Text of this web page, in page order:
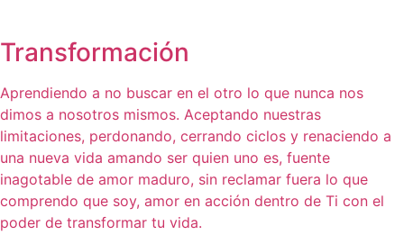
Transformación
Aprendiendo a no buscar en el otro lo que nunca nos
dimos a nosotros mismos. Aceptando nuestras
limitaciones, perdonando, cerrando ciclos y renaciendo a
una nueva vida amando ser quien uno es, fuente
inagotable de amor maduro, sin reclamar fuera lo que
comprendo que soy, amor en acción dentro de Ti con el
poder de transformar tu vida.